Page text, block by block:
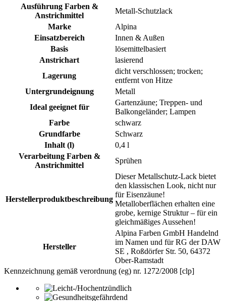
Ausführung Farben &
Anstrichmittel
Metall-Schutzlack
Marke
Alpina
Einsatzbereich
Innen & Außen
Basis
lösemittelbasiert
Anstrichart
lasierend
Lagerung
dicht verschlossen; trocken;
entfernt von Hitze
Untergrundeignung
Metall
Ideal geeignet für
Gartenzäune; Treppen- und
Balkongeländer; Lampen
Farbe
schwarz
Grundfarbe
Schwarz
Inhalt (l)
0,4 l
Verarbeitung Farben &
Anstrichmittel
Sprühen
Herstellerproduktbeschreibung
Dieser Metallschutz-Lack bietet
den klassischen Look, nicht nur
für Eisenzäune!
Metalloberflächen erhalten eine
grobe, kernige Struktur – für ein
gleichmäßiges Aussehen!
Hersteller
Alpina Farben GmbH Handelnd
im Namen und für RG der DAW
SE , Roßdörfer Str. 50, 64372
Ober-Ramstadt
Kennzeichnung gemäß verordnung (eg) nr. 1272/2008 [clp]